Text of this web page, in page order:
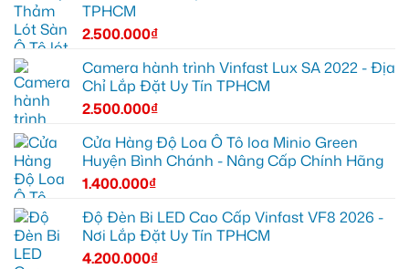
TPHCM
2.500.000₫
Camera hành trình Vinfast Lux SA 2022 - Địa
Chỉ Lắp Đặt Uy Tín TPHCM
2.500.000₫
Cửa Hàng Độ Loa Ô Tô loa Minio Green
Huyện Bình Chánh - Nâng Cấp Chính Hãng
1.400.000₫
Độ Đèn Bi LED Cao Cấp Vinfast VF8 2026 -
Nơi Lắp Đặt Uy Tín TPHCM
4.200.000₫